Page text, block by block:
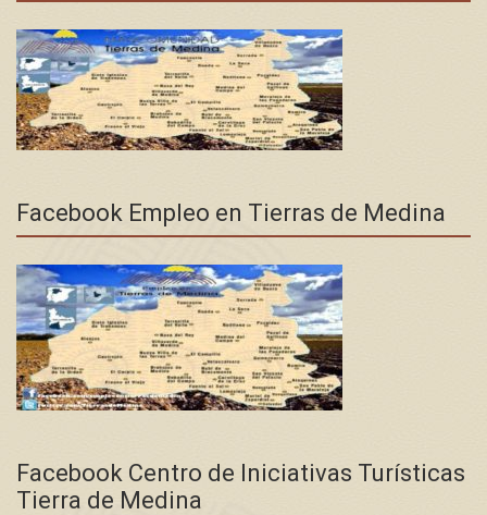
Facebook Empleo en Tierras de Medina
Facebook Centro de Iniciativas Turísticas
Tierra de Medina